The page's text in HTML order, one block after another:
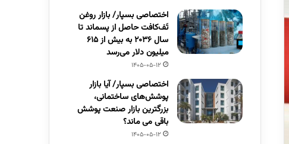
اختصاصی بسپار/ بازار روغن
تَف‌کافت حاصل از پسماند تا
سال ۲۰۳۶ به بیش از ۶۱۵
میلیون دلار می‌رسد
1405-05-12
اختصاصی بسپار/ آیا بازار
پوشش‌های ساختمانی،
بزرگترین بازار صنعت پوشش
باقی می ماند؟
1405-05-12